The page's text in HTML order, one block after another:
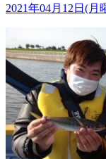
2021年04月12日(月